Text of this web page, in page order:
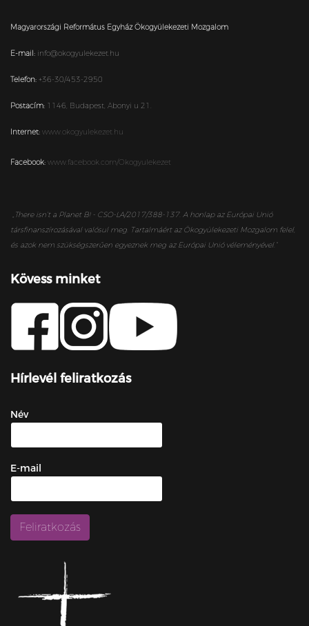
Magyarországi Református Egyház Ökogyülekezeti Mozgalom
E-mail: info@okogyulekezet.hu
Telefon: +36-30/453-2950
Postacím: 1146, Budapest, Abonyi u 21.
Internet: www.okogyulekezet.hu
Facebook: www.facebook.com/Okogyulekezet
„ There isn’t a Planet B! - CSO-LA/2017/388-137. A honlap az Európai Unió
társfinanszírozásával valósul meg. Tartalmáért az Ökogyülekezeti Mozgalom felel,
és azok nem szükségszerűen egyeznek meg az Európai Unió véleményével.”
Kövess minket
Hírlevél feliratkozás
Név
E-mail